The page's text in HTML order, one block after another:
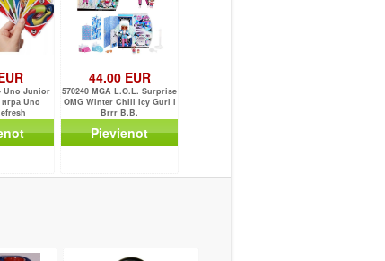
Uno Junior
Uno
44.00 EUR
570240 MGA L.O.L. Surprise
OMG Winter Chill Icy Gurl i
Brrr B.B.
Pievienot